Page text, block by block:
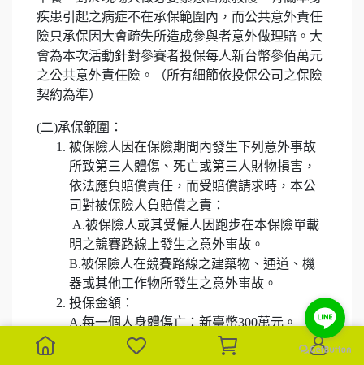
疾患引起之病症不在承保範圍內，而公共意外責任
險只承保因大會疏失所造成參與者意外做理賠。大
會為本次活動針對參賽者投保每人新台幣參佰萬元
之公共意外責任險。（所有細節依投保公司之保險
契約為準）
(二)承保範圍：
被保險人因在保險期間內發生下列意外事故
所致第三人體傷、死亡或第三人財物損害，
依法應負賠償責任，而受賠償請求時，本公
司對被保險人負賠償之責：
A.被保險人或其受僱人因跑步在本保險單載
明之競賽路線上發生之意外事故。
B.被保險人在競賽路線之建築物、通道、機
器或其他工作物所發生之意外事故。
投保金額：
A.每一個人身體傷亡：新臺幣300萬元。
B.每一意外事故傷亡：新臺幣3,000萬元。